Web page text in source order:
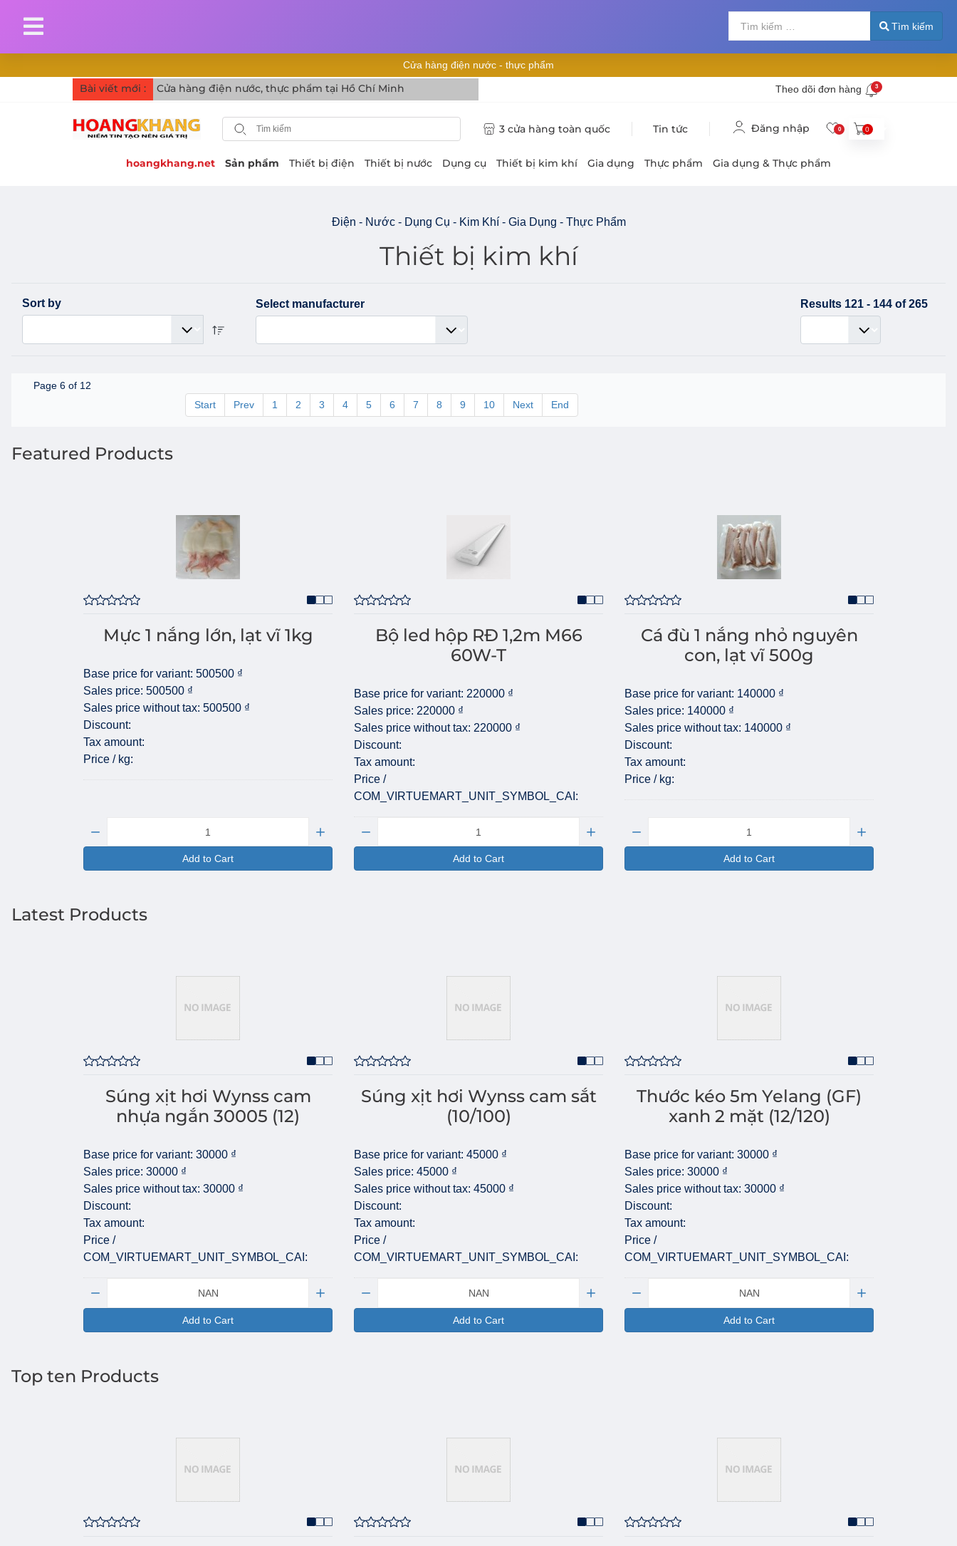
Nhập 2 hoặc
Tìm kiếm
Cửa hàng điện nước - thực phẩm
Bài viết mới : Cửa hàng điện nước, thực phẩm tại Hồ Chí Minh Theo dõi đơn hàng 3
3 cửa hàng toàn quốc Tin tức Đăng nhập 0 0
hoangkhang.net Sản phẩm Thiết bị điện Thiết bị nước Dụng cụ Thiết bị kim khí Gia dụng Thực phẩm Gia dụng & Thực phẩm
Điện - Nước - Dụng Cụ - Kim Khí - Gia Dụng - Thực Phẩm
Thiết bị kim khí
Sort by Select manufacturer Results 121 - 144 of 265
Page 6 of 12
Start
Prev 1 2 3 4 5 6 7 8 9 10 Next End
Featured Products
Mực 1 nắng lớn, lạt vĩ 1kg
Base price for variant: 500500 ₫
Sales price: 500500 ₫
Sales price without tax: 500500 ₫
Discount:
Tax amount:
Price / kg:
Add to Cart
Bộ led hộp RĐ 1,2m M66
60W-T
Base price for variant: 220000 ₫
Sales price: 220000 ₫
Sales price without tax: 220000 ₫
Discount:
Tax amount:
Price /
COM_VIRTUEMART_UNIT_SYMBOL_CAI:
Add to Cart
Cá đù 1 nắng nhỏ nguyên
con, lạt vĩ 500g
Base price for variant: 140000 ₫
Sales price: 140000 ₫
Sales price without tax: 140000 ₫
Discount:
Tax amount:
Price / kg:
Add to Cart
Latest Products
Súng xịt hơi Wynss cam
nhựa ngắn 30005 (12)
Base price for variant: 30000 ₫
Sales price: 30000 ₫
Sales price without tax: 30000 ₫
Discount:
Tax amount:
Price /
COM_VIRTUEMART_UNIT_SYMBOL_CAI:
Add to Cart
Súng xịt hơi Wynss cam sắt
(10/100)
Base price for variant: 45000 ₫
Sales price: 45000 ₫
Sales price without tax: 45000 ₫
Discount:
Tax amount:
Price /
COM_VIRTUEMART_UNIT_SYMBOL_CAI:
Add to Cart
Thước kéo 5m Yelang (GF)
xanh 2 mặt (12/120)
Base price for variant: 30000 ₫
Sales price: 30000 ₫
Sales price without tax: 30000 ₫
Discount:
Tax amount:
Price /
COM_VIRTUEMART_UNIT_SYMBOL_CAI:
Add to Cart
Top ten Products